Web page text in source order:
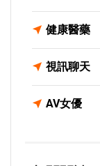
健康醫藥
視訊聊天
AV女優